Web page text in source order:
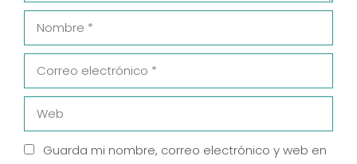
Nombre
Correo
electrónico
Web
Guarda mi nombre, correo electrónico y web en